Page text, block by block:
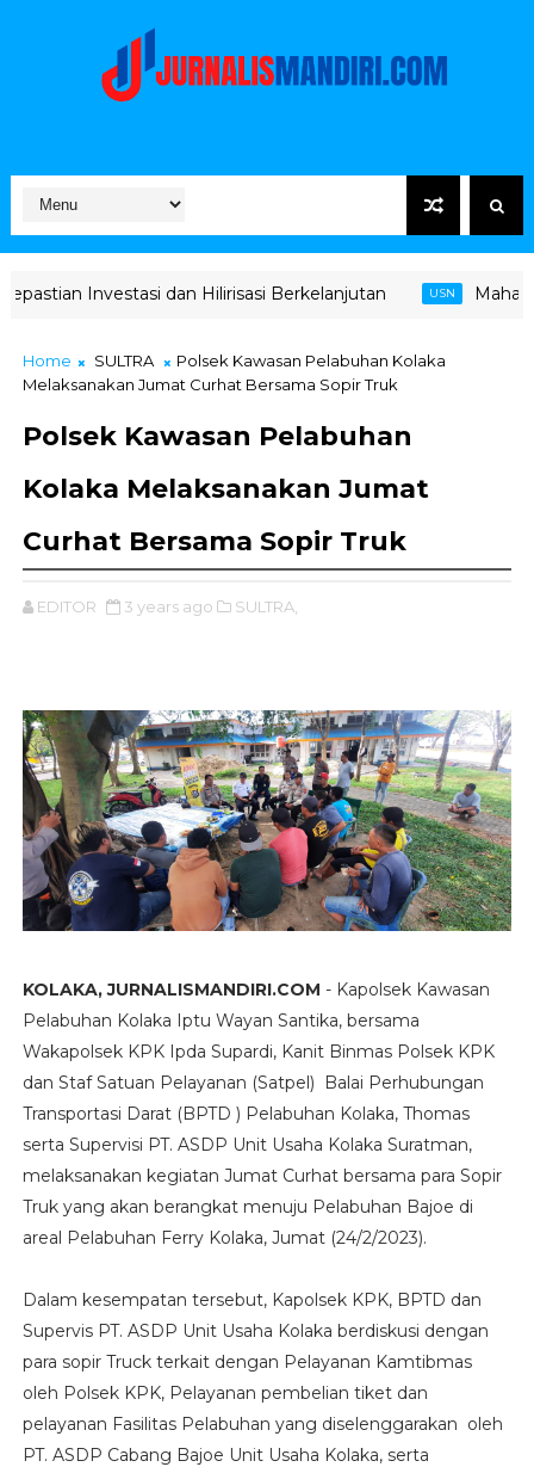
dan Hilirisasi Berkelanjutan USN Mahasiswa KKN
Home SULTRA
Polsek Kawasan Pelabuhan Kolaka
Melaksanakan Jumat Curhat Bersama Sopir Truk
Polsek Kawasan Pelabuhan
Kolaka Melaksanakan Jumat
Curhat Bersama Sopir Truk
EDITOR 3 years ago SULTRA,
KOLAKA, JURNALISMANDIRI.COM - Kapolsek Kawasan
Pelabuhan Kolaka Iptu Wayan Santika, bersama
Wakapolsek KPK Ipda Supardi, Kanit Binmas Polsek KPK
dan Staf Satuan Pelayanan (Satpel) Balai Perhubungan
Transportasi Darat (BPTD ) Pelabuhan Kolaka, Thomas
serta Supervisi PT. ASDP Unit Usaha Kolaka Suratman,
melaksanakan kegiatan Jumat Curhat bersama para Sopir
Truk yang akan berangkat menuju Pelabuhan Bajoe di
areal Pelabuhan Ferry Kolaka, Jumat (24/2/2023).
Dalam kesempatan tersebut, Kapolsek KPK, BPTD dan
Supervis PT. ASDP Unit Usaha Kolaka berdiskusi dengan
para sopir Truck terkait dengan Pelayanan Kamtibmas
oleh Polsek KPK, Pelayanan pembelian tiket dan
pelayanan Fasilitas Pelabuhan yang diselenggarakan oleh
PT. ASDP Cabang Bajoe Unit Usaha Kolaka, serta